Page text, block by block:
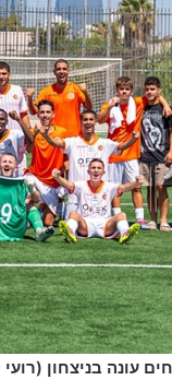
עונה בניצחון (רועי